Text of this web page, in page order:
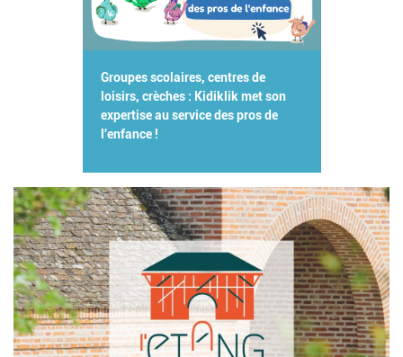
Groupes scolaires, centres de
loisirs, crèches : Kidiklik met son
expertise au service des pros de
l'enfance !